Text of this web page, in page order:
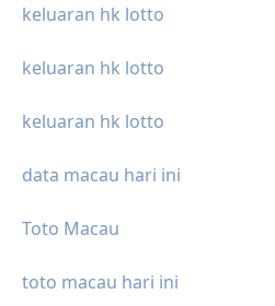
keluaran hk lotto
keluaran hk lotto
keluaran hk lotto
data macau hari ini
Toto Macau
toto macau hari ini